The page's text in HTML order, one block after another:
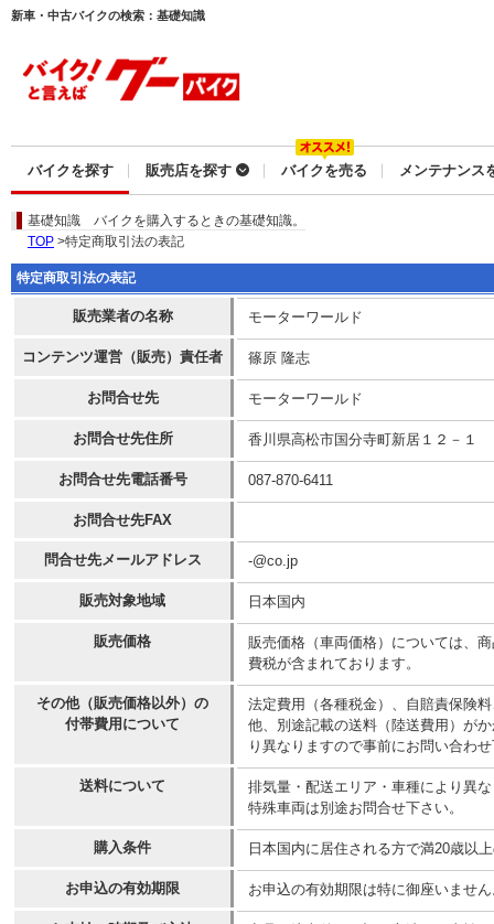
新車・中古バイクの検索：基礎知識
バイクを探す 販売店を探す バイクを売る メンテナンス
基礎知識 バイクを購入するときの基礎知識。
TOP >特定商取引法の表記
特定商取引法の表記
販売業者の名称 モーターワールド
コンテンツ運営（販売）責任者 篠原 隆志
お問合せ先 モーターワールド
お問合せ先住所 香川県高松市国分寺町新居１２－１
お問合せ先電話番号 087-870-6411
お問合せ先FAX
問合せ先メールアドレス -@co.jp
販売対象地域 日本国内
販売価格
販売価格（車両価格）については、
費税が含まれております。
その他（販売価格以外）の
付帯費用について
法定費用（各種税金）、自賠責保険
他、別途記載の送料（陸送費用）が
り異なりますので事前にお問い合わ
送料について
排気量・配送エリア・車種により異
特殊車両は別途お問合せ下さい。
購入条件 日本国内に居住される方で満20歳以
お申込の有効期限 お申込の有効期限は特に御座いませ